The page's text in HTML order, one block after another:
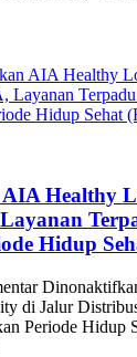
Healthy
Hidup
di Jalur
Periode Hidup